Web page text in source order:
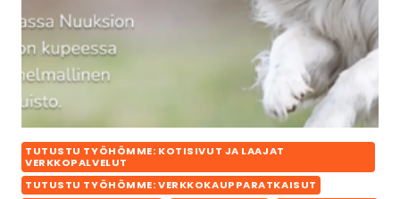
TUTUSTU TYÖHÖMME: KOTISIVUT JA LAAJAT
VERKKOPALVELUT
TUTUSTU TYÖHÖMME: VERKKOKAUPPARATKAISUT